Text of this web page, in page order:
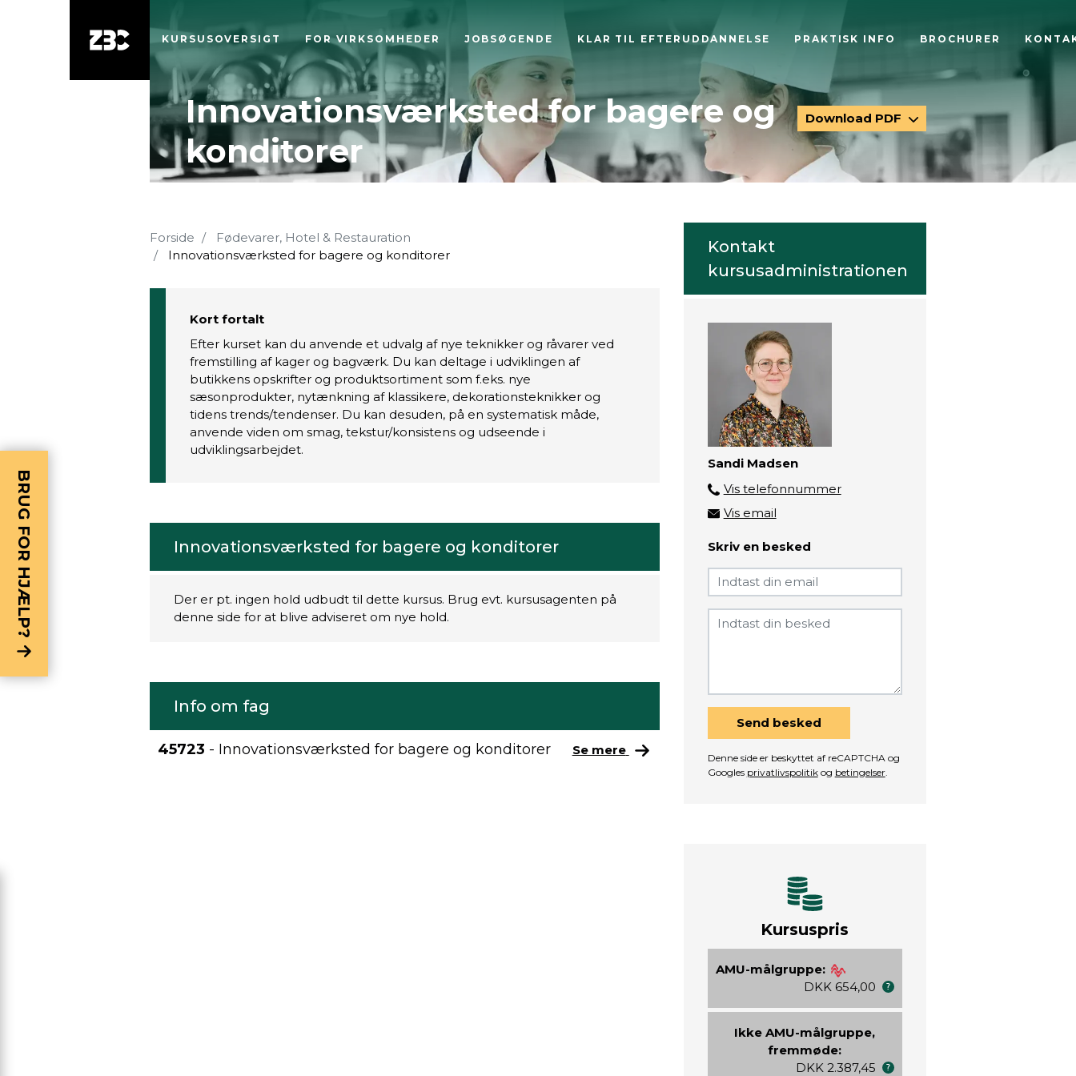
KURSUSOVERSIGT FOR VIRKSOMHEDER JOBSØGENDE KLAR TIL EFTERUDDANNELSE PRAKTISK INFO BROCHURER
Innovationsværksted for bagere og
konditorer
Download PDF
Forside
Fødevarer, Hotel & Restauration
Innovationsværksted for bagere og konditorer
Kort fortalt
Efter kurset kan du anvende et udvalg af nye teknikker og råvarer ved
fremstilling af kager og bagværk. Du kan deltage i udviklingen af
butikkens opskrifter og produktsortiment som f.eks. nye
sæsonprodukter, nytænkning af klassikere, dekorationsteknikker og
tidens trends/tendenser. Du kan desuden, på en systematisk måde,
anvende viden om smag, tekstur/konsistens og udseende i
udviklingsarbejdet.
Innovationsværksted for bagere og konditorer
Der er pt. ingen hold udbudt til dette kursus. Brug evt. kursusagenten på
denne side for at blive adviseret om nye hold.
Info om fag
45723 - Innovationsværksted for bagere og konditorer Se mere
Kontakt
kursusadministrationen
Sandi Madsen
Vis telefonnummer
41721364
Vis email
sanm@zbc.dk
Skriv en besked
Send besked
Denne side er beskyttet af reCAPTCHA og
Googles privatlivspolitikog betingelser.
Kursuspris
AMU-målgruppe:
DKK 654,00
Ikke AMU-målgruppe,
fremmøde:
DKK 2.387,45
BRUG FOR HJÆLP?